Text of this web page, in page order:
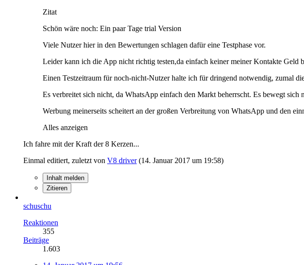
Zitat
Schön wäre noch: Ein paar Tage trial Version
Viele Nutzer hier in den Bewertungen schlagen dafür eine Testphase vor.
Leider kann ich die App nicht richtig testen,da einfach keiner meiner Kontakte Geld
Einen Testzeitraum für noch-nicht-Nutzer halte ich für dringend notwendig, zumal
Es verbreitet sich nicht, da WhatsApp einfach den Markt beherrscht. Es bewegt
Werbung meinerseits scheitert an der großen Verbreitung von WhatsApp und den
Alles anzeigen
Ich fahre mit der Kraft der 8 Kerzen...
Einmal editiert, zuletzt von V8 driver(14. Januar 2017 um 19:58)
Inhalt melden
Zitieren
schuschu
Reaktionen
355
Beiträge
1.603